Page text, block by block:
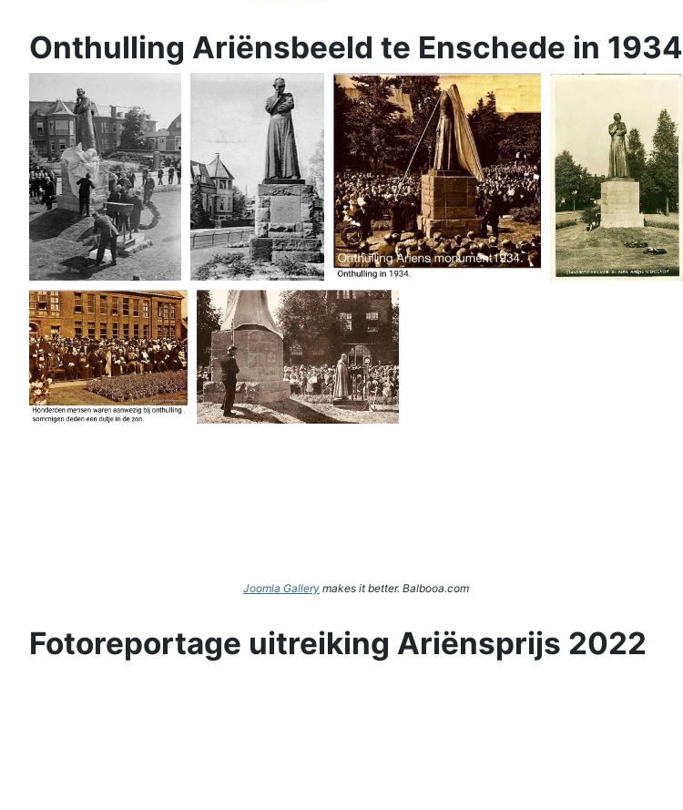
Onthulling Ariënsbeeld te Enschede in 1934
Joomla Gallery makes it better. Balbooa.com
Fotoreportage uitreiking Ariënsprijs 2022